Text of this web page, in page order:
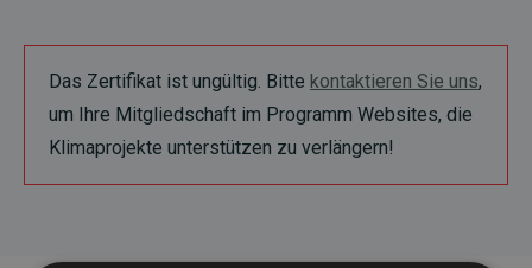
Das Zertifikat ist ungültig. Bitte kontaktieren Sie uns,
um Ihre Mitgliedschaft im Programm Websites, die
Klimaprojekte unterstützen zu verlängern!